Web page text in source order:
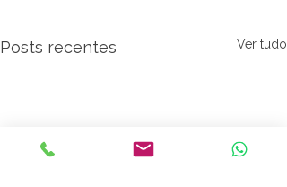
Posts recentes Ver tudo